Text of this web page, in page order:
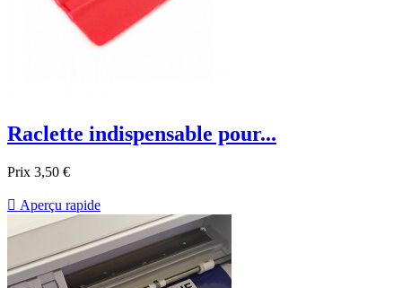
Raclette indispensable pour...
Prix 3,50 €
 Aperçu rapide